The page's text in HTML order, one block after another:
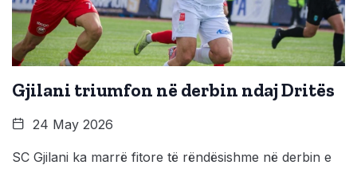
Gjilani triumfon në derbin ndaj Dritës
24 May 2026
SC Gjilani ka marrë fitore të rëndësishme në derbin e